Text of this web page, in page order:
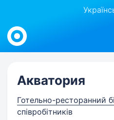
Work.ua
Акватория
Готельно-ресторанний
співробітників